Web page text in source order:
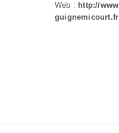
Web : http://
guignemicourt.fr